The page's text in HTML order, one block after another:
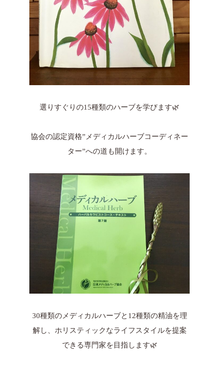
選りすぐりの15種類のハーブを学びます🌿
協会の認定資格”メディカルハーブコーディネー
ター”への道も開けます。
30種類のメディカルハーブと12種類の精油を理
解し、ホリスティックなライフスタイルを提案
できる専門家を目指します🌿